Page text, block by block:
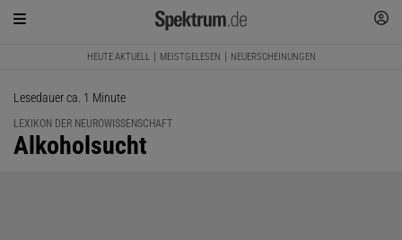
HEUTE AKTUELL MEISTGELESEN NEUERSCHEINUNGEN
Lesedauer ca. 1 Minute
LEXIKON DER NEUROWISSENSCHAFT
:
Alkoholsucht